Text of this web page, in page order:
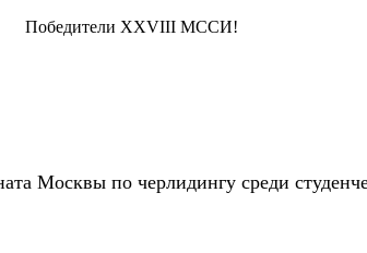
Победители XXVIII МССИ​!
Москвы по черлидингу среди